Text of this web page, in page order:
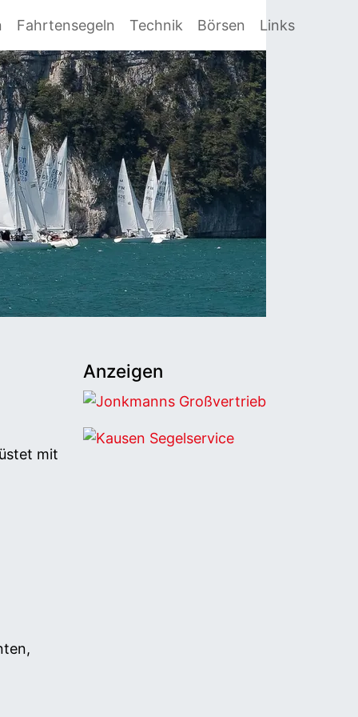
Fahrtensegeln Technik Börsen Links
mit
Anzeigen